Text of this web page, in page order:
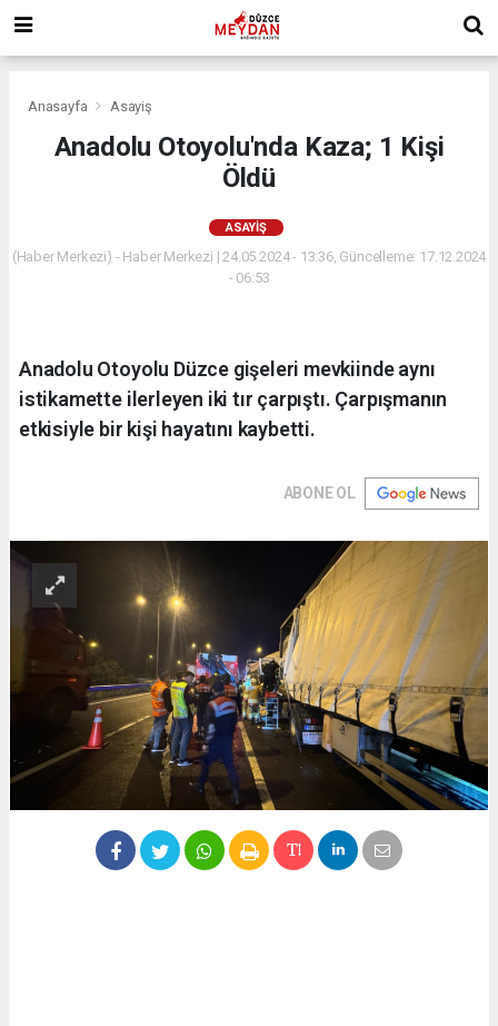
Anasayfa Asayiş
Anadolu Otoyolu'nda Kaza; 1 Kişi
Öldü
ASAYIŞ
(Haber Merkezi) - Haber Merkezi | 24.05.2024 - 13:36, Güncelleme: 17.12.2024
- 06:53
Anadolu Otoyolu Düzce gişeleri mevkiinde aynı
istikamette ilerleyen iki tır çarpıştı. Çarpışmanın
etkisiyle bir kişi hayatını kaybetti.
ABONE OL